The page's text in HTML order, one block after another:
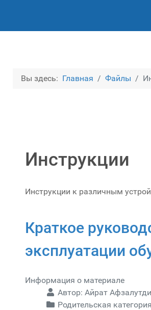
Вы здесь: Главная Файлы
Инструкции
Инструкции к различным
Краткое
эксплуатации
Информация о материале
Автор: Айрат
Родительская